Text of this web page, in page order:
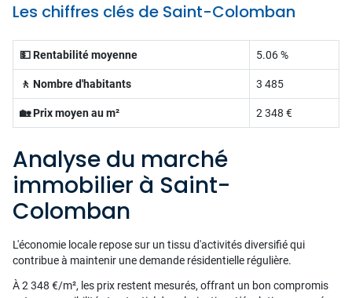
Les chiffres clés de Saint-Colomban
💵 Rentabilité moyenne 5.06 %
🚶 Nombre d'habitants 3 485
🏡 Prix moyen au m² 2 348 €
Analyse du marché
immobilier à Saint-
Colomban
L'économie locale repose sur un tissu d'activités diversifié qui
contribue à maintenir une demande résidentielle régulière.
À 2 348 €/m², les prix restent mesurés, offrant un bon compromis